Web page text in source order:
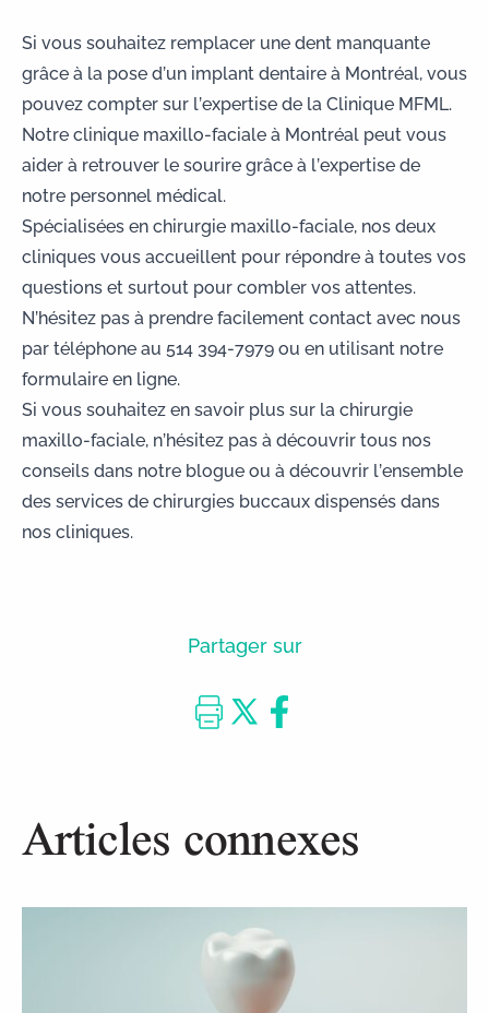
Si vous souhaitez remplacer une dent manquante
grâce à la pose d’un implant dentaireà Montréal, vous
pouvez compter sur l’expertise de la Clinique MFML.
Notre clinique maxillo-faciale à Montréal peut vous
aider à retrouver le sourire grâce à l’expertise de
notre personnel médical.
Spécialisées enchirurgie maxillo-faciale, nos deux
cliniques vous accueillent pour répondre à toutes vos
questions et surtout pour combler vos attentes.
N’hésitez pas à prendre facilement contact avec nous
par téléphone au 514 394-7979ou en utilisant notre
formulaire en ligne.
Si vous souhaitez en savoir plus sur la chirurgie
maxillo-faciale, n’hésitez pas à découvrir tous nos
conseils dans notre blogue ou à découvrir l’ensemble
des services de chirurgies buccaux dispensés dans
nos cliniques.
Partager sur
Articles connexes